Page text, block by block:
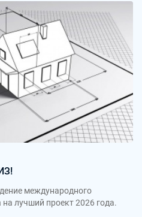
международного
лучший проект 2026 года.